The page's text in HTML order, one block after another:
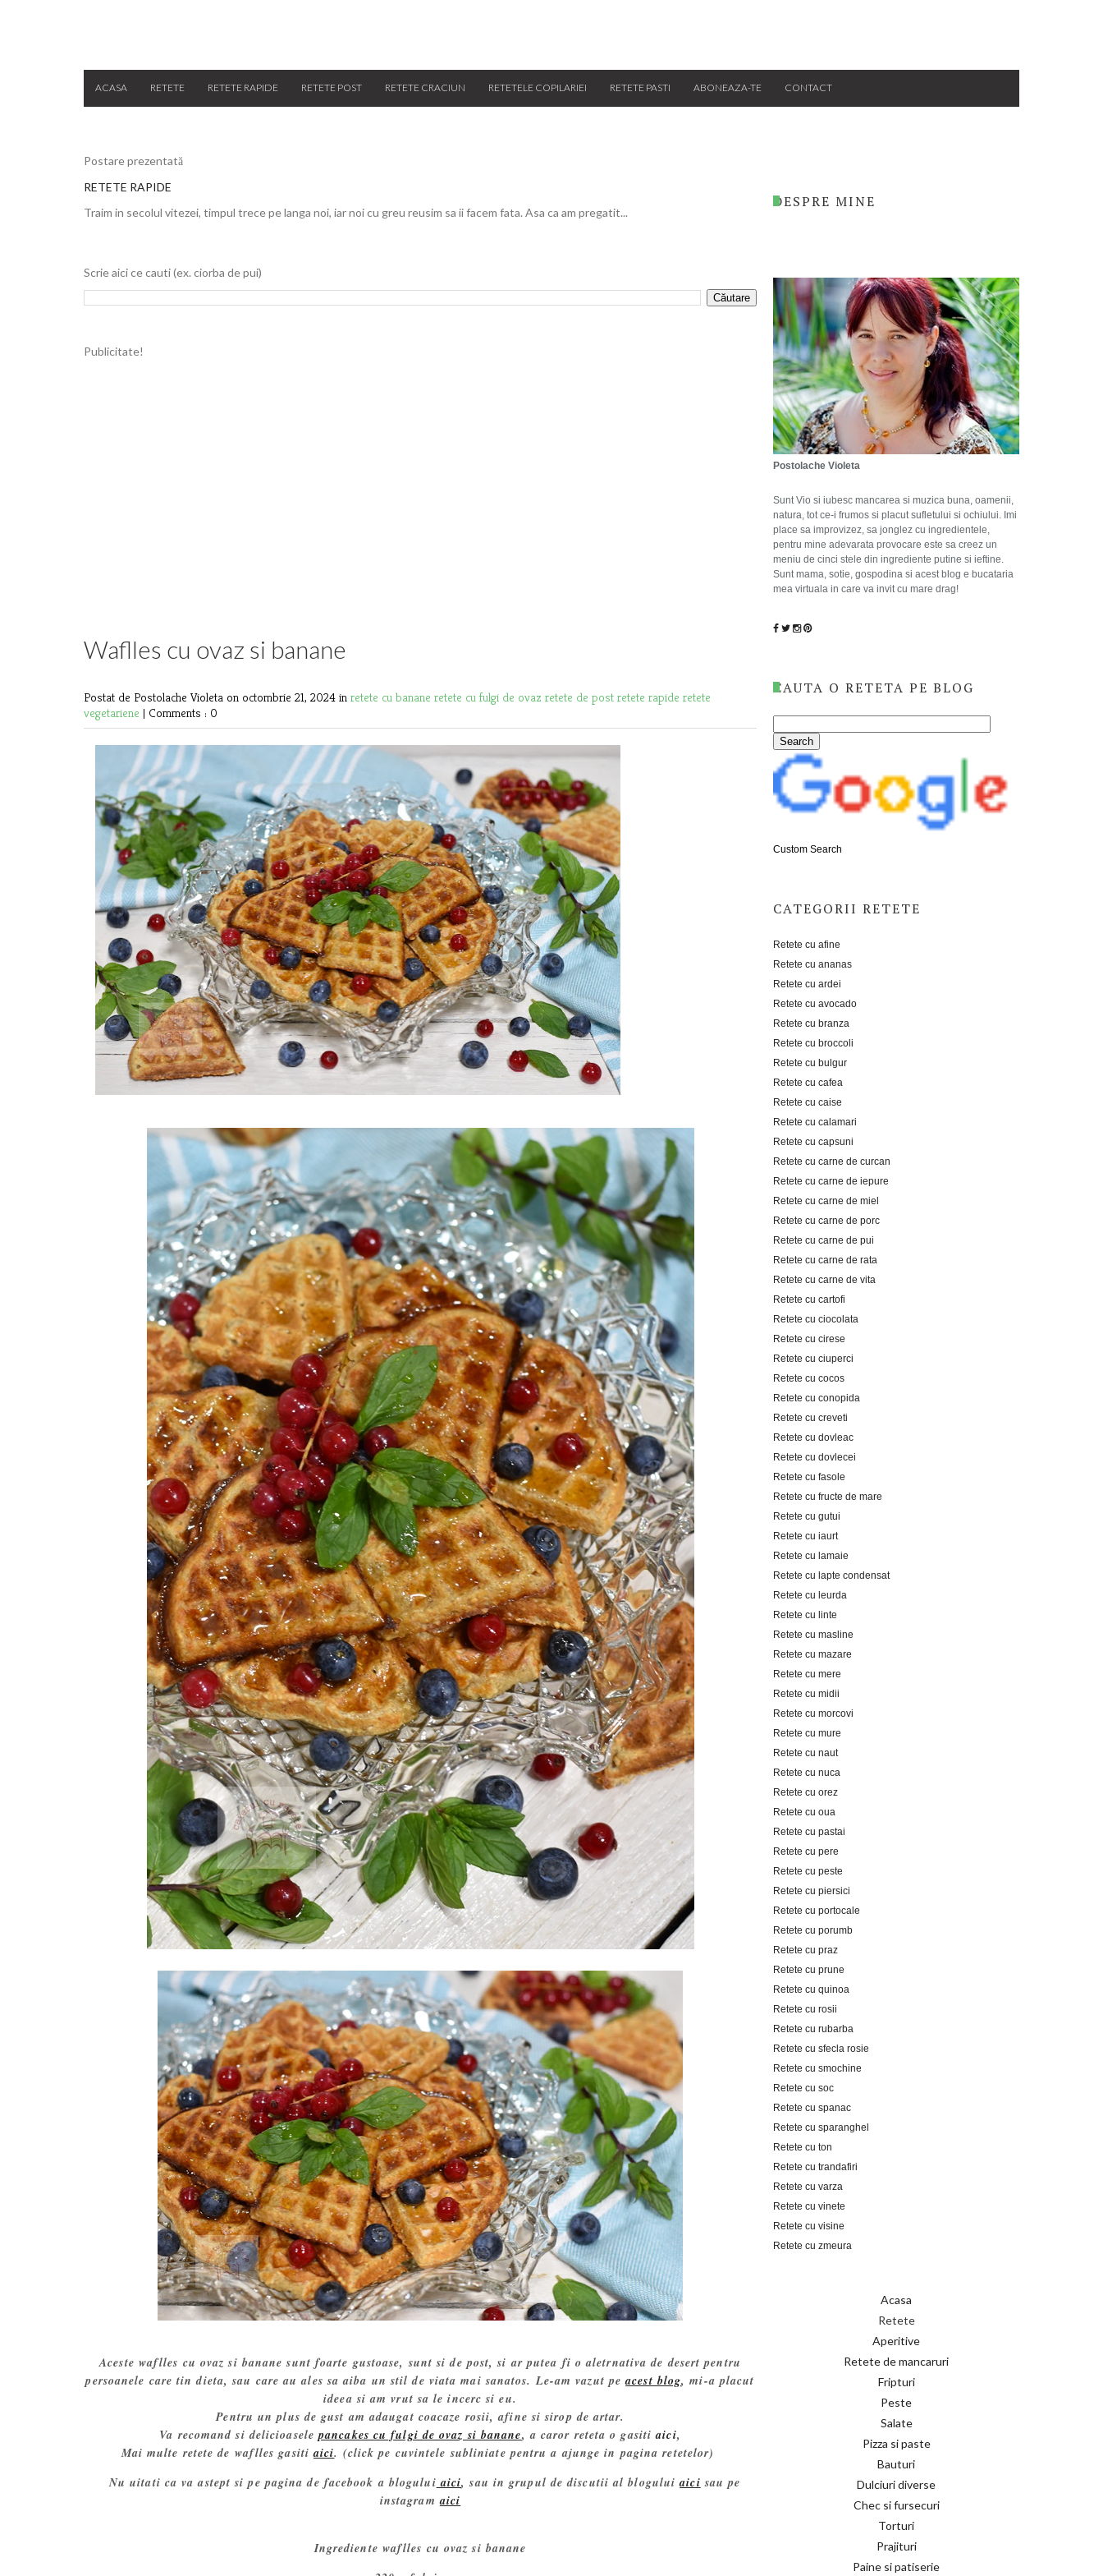
ACASA RETETE RETETE RAPIDE RETETE POST RETETE CRACIUN RETETELE COPILARIEI RETETE PASTI ABONEAZA-TE CONTACT
Postare prezentată
RETETE RAPIDE
Traim in secolul vitezei, timpul trece pe langa noi, iar noi cu greu reusim sa ii facem fata. Asa ca am pregatit...
Scrie aici ce cauti (ex. ciorba de pui)
Publicitate!
Waflles cu ovaz si banane
Postat de Postolache Violeta on octombrie 21, 2024 in retete cu banane retete cu fulgi de ovaz retete de post retete rapide retete
vegetariene | Comments : 0
Aceste waflles cu ovaz si banane sunt foarte gustoase, sunt si de post, si ar putea fi o aletrnativa de desert pentru
persoanele care tin dieta, sau care au ales sa aiba un stil de viata mai sanatos. Le-am vazut peacest blog, mi-a placut
ideea si am vrut sa le incerc si eu.
Pentru un plus de gust am adaugat coacaze rosii, afine si sirop de artar.
Va recomand si delicioaselepancakes cu fulgi de ovaz si banane, a caror reteta o gasitiaici,
Mai multe retete de waflles gasitiaici. (click pe cuvintele subliniate pentru a ajunge in pagina retetelor)
Nu uitati ca va astept si pe pagina de facebook a blogului aici, sau in grupul de discutii al bloguluiaici sau pe
instagramaici
Ingrediente waflles cu ovaz si banane
DESPRE MINE
Postolache Violeta
Sunt Vio si iubesc mancarea si muzica buna, oamenii,
natura, tot ce-i frumos si placut sufletului si ochiului. Imi
place sa improvizez, sa jonglez cu ingredientele,
pentru mine adevarata provocare este sa creez un
meniu de cinci stele din ingrediente putine si ieftine.
Sunt mama, sotie, gospodina si acest blog e bucataria
mea virtuala in care va invit cu mare drag!
CAUTA O RETETA PE BLOG
Custom Search
CATEGORII RETETE
Retete cu afine
Retete cu ananas
Retete cu ardei
Retete cu avocado
Retete cu branza
Retete cu broccoli
Retete cu bulgur
Retete cu cafea
Retete cu caise
Retete cu calamari
Retete cu capsuni
Retete cu carne de curcan
Retete cu carne de iepure
Retete cu carne de miel
Retete cu carne de porc
Retete cu carne de pui
Retete cu carne de rata
Retete cu carne de vita
Retete cu cartofi
Retete cu ciocolata
Retete cu cirese
Retete cu ciuperci
Retete cu cocos
Retete cu conopida
Retete cu creveti
Retete cu dovleac
Retete cu dovlecei
Retete cu fasole
Retete cu fructe de mare
Retete cu gutui
Retete cu iaurt
Retete cu lamaie
Retete cu lapte condensat
Retete cu leurda
Retete cu linte
Retete cu masline
Retete cu mazare
Retete cu mere
Retete cu midii
Retete cu morcovi
Retete cu mure
Retete cu naut
Retete cu nuca
Retete cu orez
Retete cu oua
Retete cu pastai
Retete cu pere
Retete cu peste
Retete cu piersici
Retete cu portocale
Retete cu porumb
Retete cu praz
Retete cu prune
Retete cu quinoa
Retete cu rosii
Retete cu rubarba
Retete cu sfecla rosie
Retete cu smochine
Retete cu soc
Retete cu spanac
Retete cu sparanghel
Retete cu ton
Retete cu trandafiri
Retete cu varza
Retete cu vinete
Retete cu visine
Retete cu zmeura
Acasa
Retete
Aperitive
Retete de mancaruri
Fripturi
Peste
Salate
Pizza si paste
Bauturi
Dulciuri diverse
Chec si fursecuri
Torturi
Prajituri
Paine si patiserie